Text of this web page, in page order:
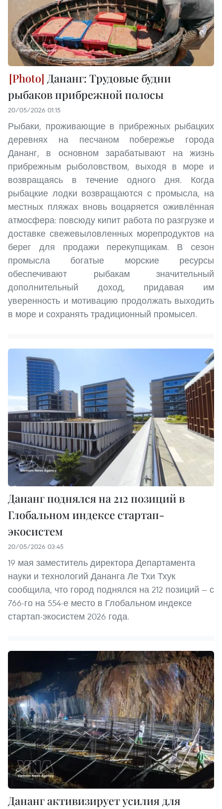
Дананг: Трудовые будни
рыбаков прибрежной полосы
20/05/2026 01:15
Рыбаки, проживающие в прибрежных рыбацких
деревнях на песчаном побережье города
Дананг, в основном зарабатывают на жизнь
прибрежным рыболовством, выходя в море и
возвращаясь в течение одного дня. Когда
рыбацкие лодки возвращаются с промысла, на
местных пляжах вновь воцаряется оживлённая
атмосфера: повсюду кипит работа по разгрузке и
доставке свежевыловленных морепродуктов на
берег для продажи перекупщикам. В сезон
промысла богатые морские ресурсы
обеспечивают рыбакам значительный
дополнительный доход, придавая им
уверенность и мотивацию продолжать выходить
в море и сохранять традиционный промысел.
Дананг поднялся на 212 позиций в
Глобальном индексе стартап-
экосистем
20/05/2026 03:45
19 мая заместитель директора Департамента
науки и технологий Дананга Ле Тхи Тхук
сообщила, что город поднялся на 212 позиций — с
766-го на 554-е место в Глобальном индексе
стартап-экосистем 2026 года.
Дананг активизирует усилия для